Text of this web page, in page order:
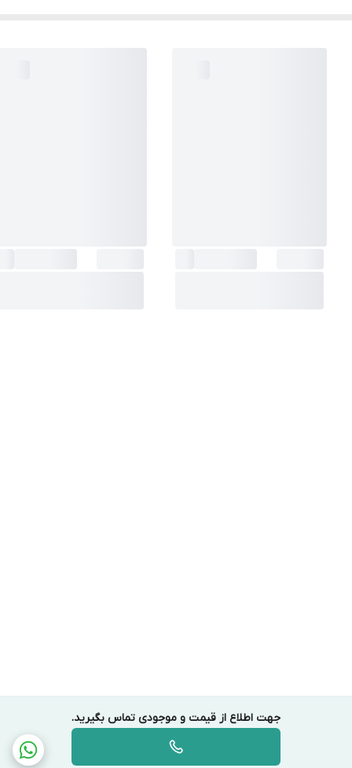
جهت اطلاع از قیمت و موجودی تماس بگیرید.